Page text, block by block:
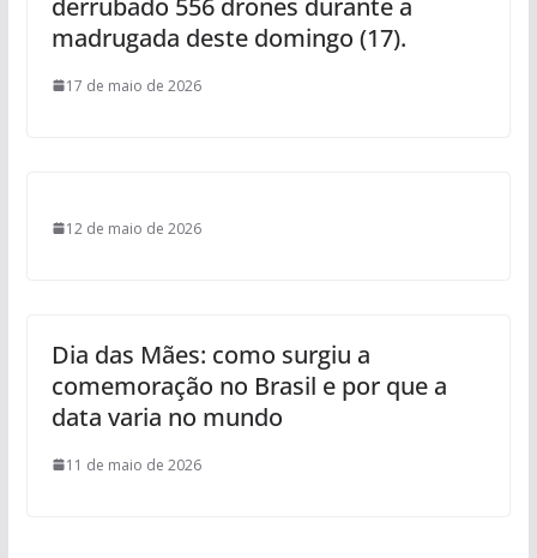
madrugada deste domingo (17).
17 de maio de 2026
12 de maio de 2026
Dia das Mães: como surgiu a
comemoração no Brasil e por que a
data varia no mundo
11 de maio de 2026